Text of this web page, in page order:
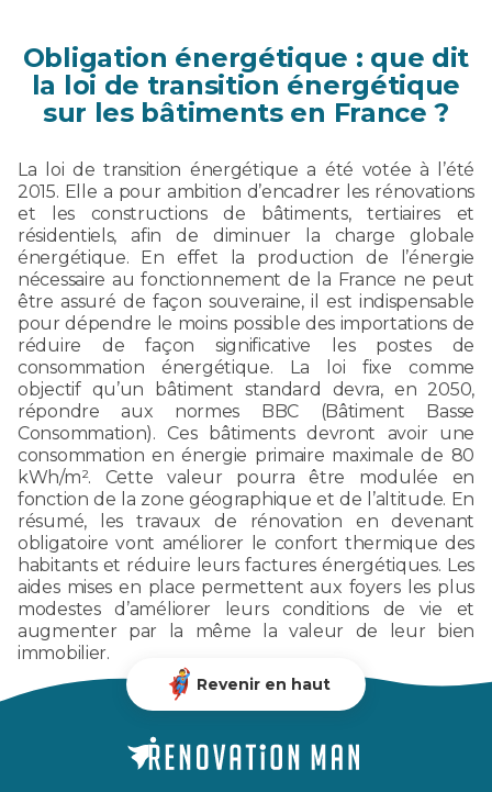
Obligation énergétique : que dit
la loi de transition énergétique
sur les bâtiments en France ?
La loi de transition énergétique a été votée à l’été
2015. Elle a pour ambition d’encadrer les rénovations
et les constructions de bâtiments, tertiaires et
résidentiels, afin de diminuer la charge globale
énergétique. En effet la production de l’énergie
nécessaire au fonctionnement de la France ne peut
être assuré de façon souveraine, il est indispensable
pour dépendre le moins possible des importations de
réduire de façon significative les postes de
consommation énergétique. La loi fixe comme
objectif qu’un bâtiment standard devra, en 2050,
répondre aux normes BBC (Bâtiment Basse
Consommation). Ces bâtiments devront avoir une
consommation en énergie primaire maximale de 80
kWh/m². Cette valeur pourra être modulée en
fonction de la zone géographique et de l’altitude. En
résumé, les travaux de rénovation en devenant
obligatoire vont améliorer le confort thermique des
habitants et réduire leurs factures énergétiques. Les
aides mises en place permettent aux foyers les plus
modestes d’améliorer leurs conditions de vie et
augmenter par la même la valeur de leur bien
immobilier.
Revenir en haut